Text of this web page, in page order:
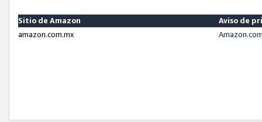
Sitio de Amazon
Aviso de
amazon.com.mx